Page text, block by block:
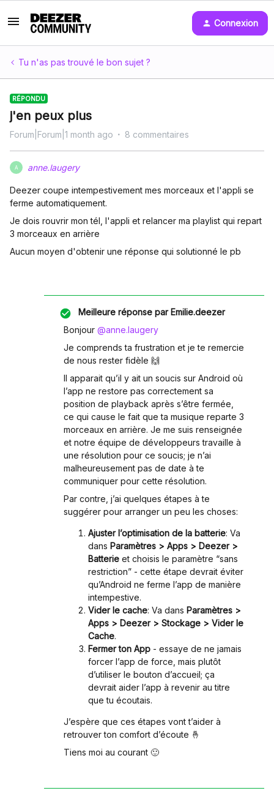
Connexion
Tu n'as pas trouvé le bon sujet ?
RÉPONDU
j'en peux plus
Forum|Forum|1 month ago 8 commentaires
A anne.laugery
Deezer coupe intempestivement mes morceaux et l'appli se
ferme automatiquement.
Je dois rouvrir mon tél, l'appli et relancer ma playlist qui repart
3 morceaux en arrière
Aucun moyen d'obtenir une réponse qui solutionné le pb
Meilleure réponse parEmilie.deezer
Bonjour ​ @anne.laugery
Je comprends ta frustration et je te remercie
de nous rester fidèle 🙌
Il apparait qu’il y ait un soucis sur Android où
l’app ne restore pas correctement sa
position de playback après s’être fermée,
ce qui cause le fait que ta musique reparte 3
morceaux en arrière. Je me suis renseignée
et notre équipe de développeurs travaille à
une résolution pour ce soucis; je n’ai
malheureusement pas de date à te
communiquer pour cette résolution.
Par contre, j’ai quelques étapes à te
suggérer pour arranger un peu les choses:
Ajuster l’optimisation de la batterie: Va
dans Paramètres > Apps > Deezer >
Batterie et choisis le paramètre “sans
restriction” - cette étape devrait éviter
qu’Android ne ferme l’app de manière
intempestive.
Vider le cache: Va dans Paramètres >
Apps > Deezer > Stockage > Vider le
Cache.
Fermer ton App - essaye de ne jamais
forcer l’app de force, mais plutôt
d’utiliser le bouton d’accueil; ça
devrait aider l’app à revenir au titre
que tu écoutais.
J’espère que ces étapes vont t’aider à
retrouver ton comfort d’écoute 🤞
Tiens moi au courant 🙂